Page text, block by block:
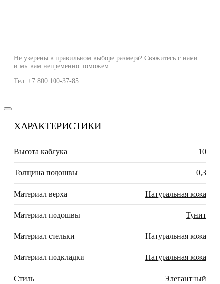
Не уверены в правильном выборе размера? Свяжитесь с нами
и мы вам непременно поможем
Тел: +7 800 100-37-85
ХАРАКТЕРИСТИКИ
Высота каблука 10
Толщина подошвы 0,3
Материал верха Натуральная кожа
Материал подошвы Тунит
Материал стельки Натуральная кожа
Материал подкладки Натуральная кожа
Стиль Элегантный